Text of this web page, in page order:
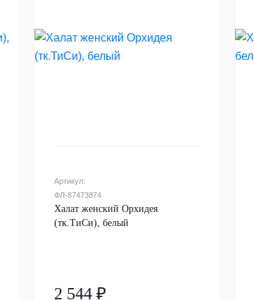
Артикул:
ФЛ-87473874
Халат женский Орхидея
(тк.ТиСи), белый
2 544 ₽